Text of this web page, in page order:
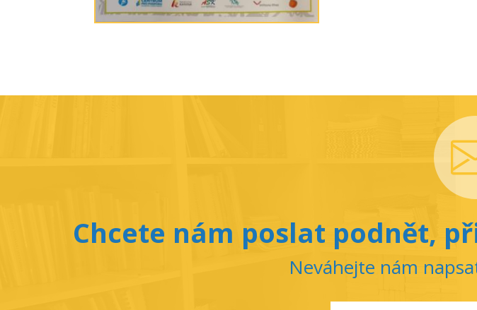
Chcete nám poslat podnět,
Neváhejte nám